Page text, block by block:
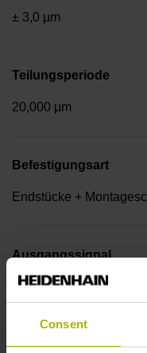
Consent
± 3,0 µm
Teilungsperiode
20,000 µm
Befestigungsart
Endstücke +
Ausgangssignal
Rechtecksignale,
Referenzmarkenlage